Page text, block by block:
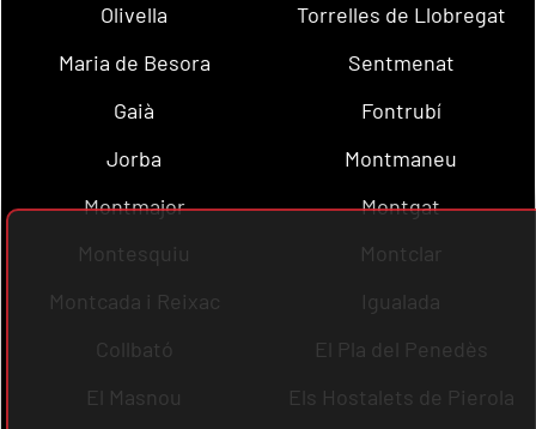
Olivella
Torrelles de Llobregat
Maria de Besora
Sentmenat
Gaià
Fontrubí
Jorba
Montmaneu
Montmajor
Montgat
Montesquiu
Montclar
Montcada i Reixac
Igualada
Collbató
El Pla del Penedès
El Masnou
Els Hostalets de Pierola